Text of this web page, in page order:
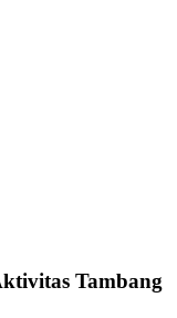
Tambang